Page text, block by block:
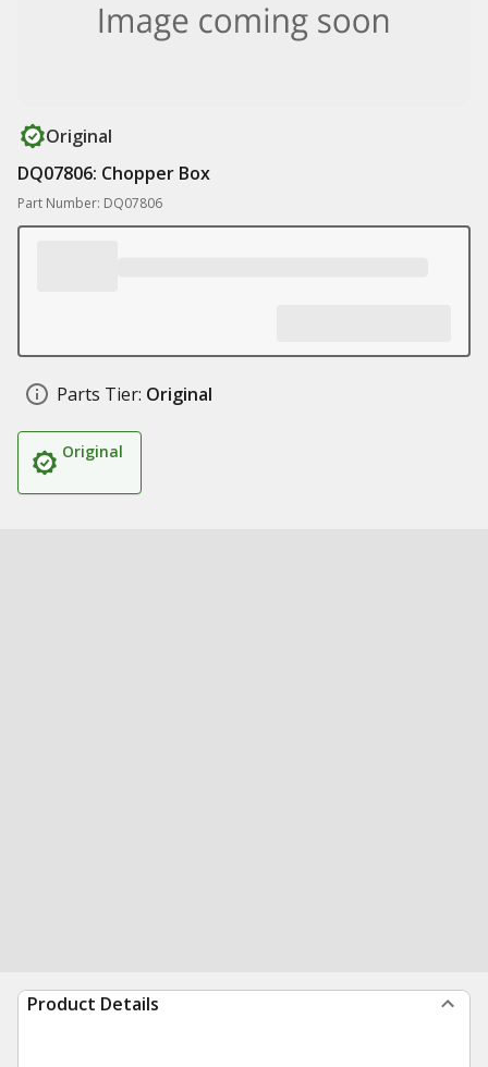
Original
DQ07806: Chopper Box
Part Number: DQ07806
Parts Tier: Original
Original
Product Details